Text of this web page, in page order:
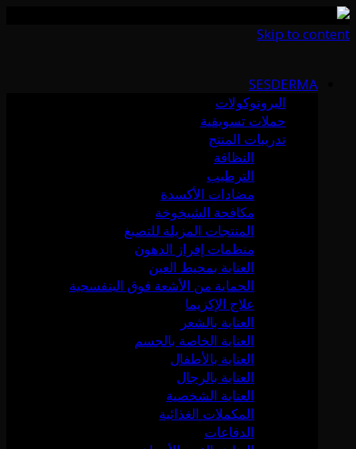
Skip to content
SESDERMA
البروتوكولات
حملات تسويقية
تدريبات المنتج
النظافة
الترطيب
مضادات الأكسدة
مكافحة الشيخوخة
المنتجات المزيلة للتصبغ
منظمات إفراز الدهون
العناية بمحيط العين
الحماية من الأشعة فوق البنفسجية
علاج الإكزيما
العناية بالشعر
العناية الخاصة بالجسم
العناية بالأطفال
العناية بالرجال
العناية الشخصية
المكملات الغذائية
الدفاعات